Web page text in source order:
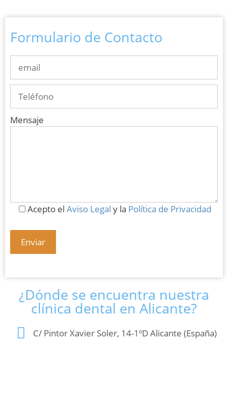
Formulario de Contacto
Mensaje
Acepto el Aviso Legal y la Política de Privacidad
¿Dónde se encuentra nuestra
clínica dental en Alicante?
C/ Pintor Xavier Soler, 14-1ºD Alicante (España)